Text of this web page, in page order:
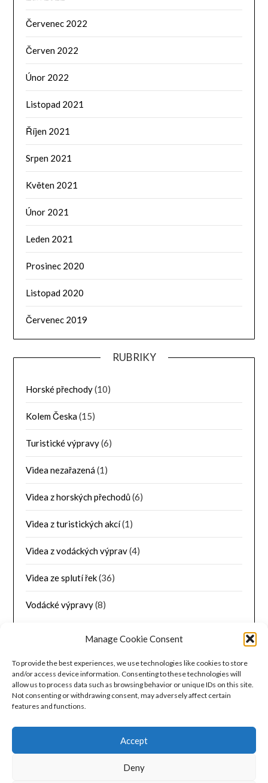
Manage Cookie Consent
To provide the best experiences, we use technologies like cookies to store
and/or access device information. Consenting to these technologies will
allow us to process data such as browsing behavior or unique IDs on this site.
Not consenting or withdrawing consent, may adversely affect certain
features and functions.
Accept
Deny
Červenec 2022
Červen 2022
Únor 2022
Listopad 2021
Říjen 2021
Srpen 2021
Květen 2021
Únor 2021
Leden 2021
Prosinec 2020
Listopad 2020
Červenec 2019
RUBRIKY
Horské přechody(10)
Kolem Česka(15)
Turistické výpravy(6)
Videa nezařazená(1)
Videa z horských přechodů(6)
Videa z turistických akcí(1)
Videa z vodáckých výprav(4)
Videa ze splutí řek(36)
Vodácké výpravy(8)
ZÁKLADNÍ INFORMACE
Přihlásit se
Zdroj kanálů (příspěvky)
Kanál komentářů
Česká lokalizace